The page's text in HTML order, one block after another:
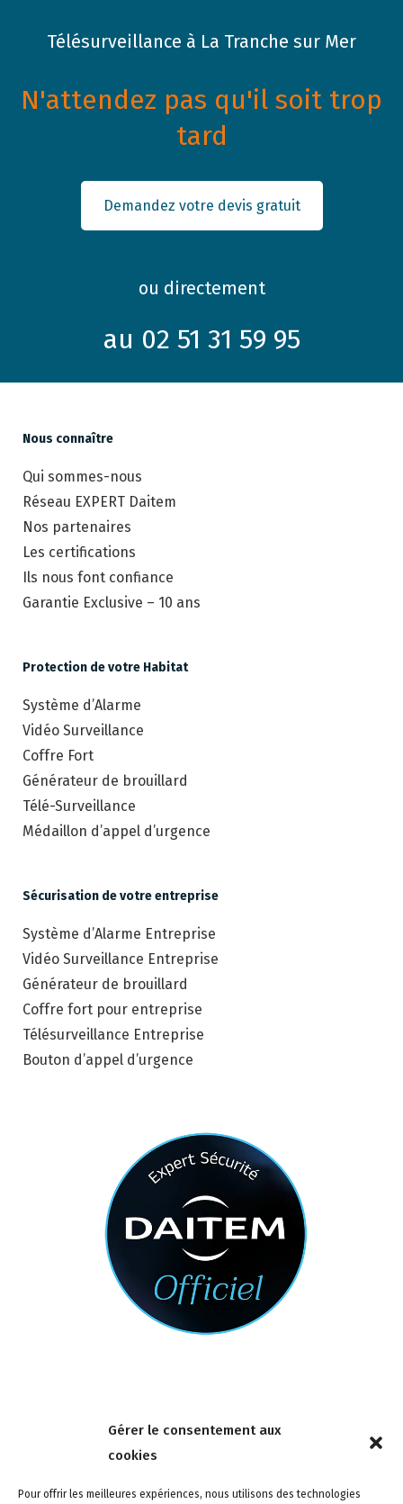
Gérer le consentement aux
cookies
Pour offrir les meilleures expériences, nous utilisons des technologies
Télésurveillance à La Tranche sur Mer
N'attendez pas qu'il soit trop
tard
Demandez votre devis gratuit
ou directement
au 02 51 31 59 95
Nous connaître
Qui sommes-nous
Réseau EXPERT Daitem
Nos partenaires
Les certifications
Ils nous font confiance
Garantie Exclusive – 10 ans
Protection de votre Habitat
Système d’Alarme
Vidéo Surveillance
Coffre Fort
Générateur de brouillard
Télé-Surveillance
Médaillon d’appel d’urgence
Sécurisation de votre entreprise
Système d’Alarme Entreprise
Vidéo Surveillance Entreprise
Générateur de brouillard
Coffre fort pour entreprise
Télésurveillance Entreprise
Bouton d’appel d’urgence
4 rue de la Tour 85150 Les Achards